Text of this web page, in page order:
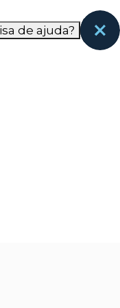
e analisar a
de ajuda?